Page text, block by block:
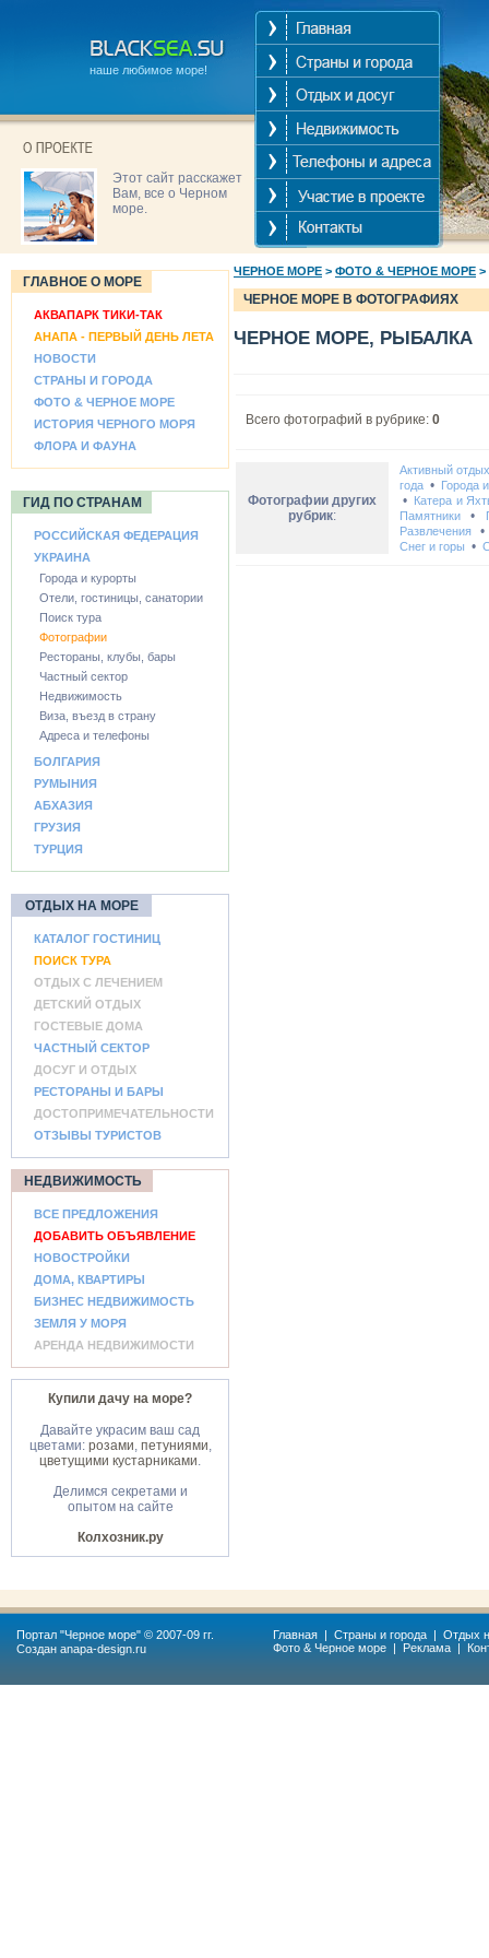
наше любимое море!
Этот сайт расскажет
Вам, все о Черном
море.
ГЛАВНОЕ О МОРЕ
АКВАПАРК ТИКИ-ТАК
АНАПА - ПЕРВЫЙ ДЕНЬ ЛЕТА
НОВОСТИ
СТРАНЫ И ГОРОДА
ФОТО & ЧЕРНОЕ МОРЕ
ИСТОРИЯ ЧЕРНОГО МОРЯ
ФЛОРА И ФАУНА
ГИД ПО СТРАНАМ
РОССИЙСКАЯ ФЕДЕРАЦИЯ
УКРАИНА
Города и курорты
Отели, гостиницы, санатории
Поиск тура
Фотографии
Рестораны, клубы, бары
Частный сектор
Недвижимость
Виза, въезд в страну
Адреса и телефоны
БОЛГАРИЯ
РУМЫНИЯ
АБХАЗИЯ
ГРУЗИЯ
ТУРЦИЯ
ОТДЫХ НА МОРЕ
КАТАЛОГ ГОСТИНИЦ
ПОИСК ТУРА
ОТДЫХ С ЛЕЧЕНИЕМ
ДЕТСКИЙ ОТДЫХ
ГОСТЕВЫЕ ДОМА
ЧАСТНЫЙ СЕКТОР
ДОСУГ И ОТДЫХ
РЕСТОРАНЫ И БАРЫ
ДОСТОПРИМЕЧАТЕЛЬНОСТИ
ОТЗЫВЫ ТУРИСТОВ
НЕДВИЖИМОСТЬ
ВСЕ ПРЕДЛОЖЕНИЯ
ДОБАВИТЬ ОБЪЯВЛЕНИЕ
НОВОСТРОЙКИ
ДОМА, КВАРТИРЫ
БИЗНЕС НЕДВИЖИМОСТЬ
ЗЕМЛЯ У МОРЯ
АРЕНДА НЕДВИЖИМОСТИ
Купили дачу на море?
Давайте украсим ваш сад
цветами: розами, петуниями,
цветущими кустарниками.
Делимся секретами и
опытом на сайте
Колхозник.ру
ЧЕРНОЕ МОРЕ > ФОТО & ЧЕРНОЕ МОРЕ >
ЧЕРНОЕ МОРЕ В ФОТОГРАФИЯХ
ЧЕРНОЕ МОРЕ, РЫБАЛКА
Всего фотографий в рубрике: 0
Фотографии других
рубрик:
Активный отдых
года• Города
• Катера и
Памятники•
Развлечения
Снег и горы •
Портал "Черное море" © 2007-09 гг.
Создан anapa-design.ru
Главная | Страны и города | Отдых
Фото & Черное море | Реклама |